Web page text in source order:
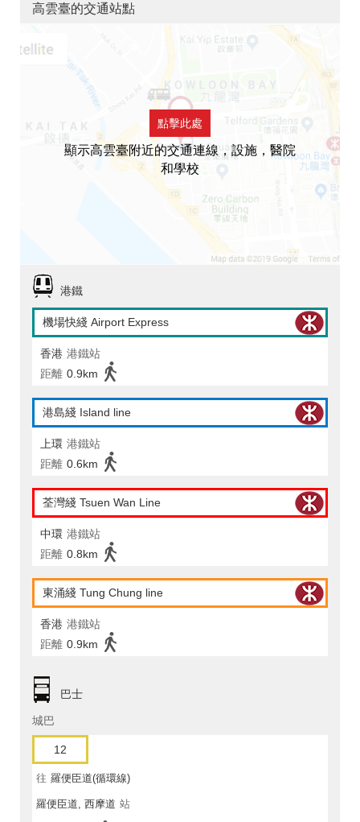
高雲臺的交通站點
點擊此處
顯示高雲臺附近的交通連線，設施，醫院
和學校
港鐵
機場快綫 Airport Express
香港 港鐵站
距離 0.9km
港島綫 Island line
上環 港鐵站
距離 0.6km
荃灣綫 Tsuen Wan Line
中環 港鐵站
距離 0.8km
東涌綫 Tung Chung line
香港 港鐵站
距離 0.9km
巴士
城巴
12
往 羅便臣道(循環線)
羅便臣道, 西摩道 站